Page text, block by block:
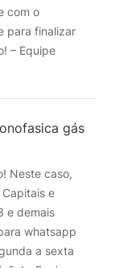
com o
para finalizar
– Equipe
gás
Neste caso,
e
e demais
whatsapp
a sexta